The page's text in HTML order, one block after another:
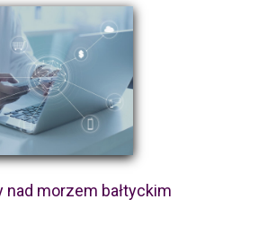
nad morzem bałtyckim